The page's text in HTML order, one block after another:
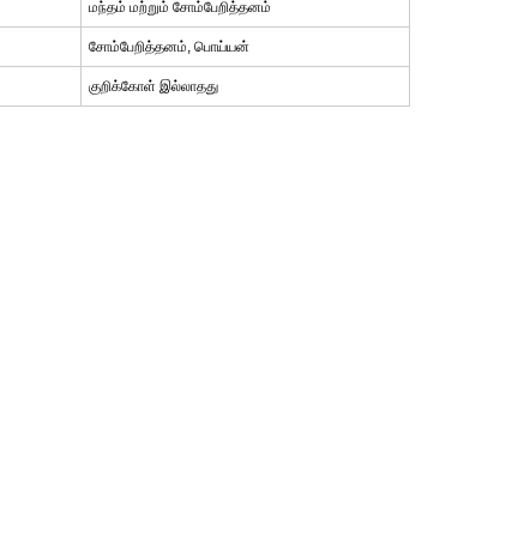
மந்தம் மற்றும் சோம்பேறித்தனம்
சோம்பேறித்தனம், பொய்யன்
குறிக்கோள் இல்லாதது